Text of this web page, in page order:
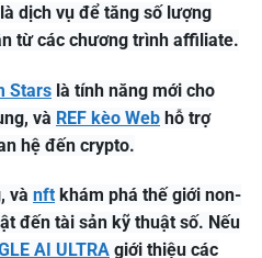
là dịch vụ để tăng số lượng
từ các chương trình affiliate.
Stars là tính năng mới cho
và REF kèo Web hỗ trợ
hệ đến crypto.
và nft khám phá thế giới non-
đến tài sản kỹ thuật số. Nếu
AI ULTRA giới thiệu các